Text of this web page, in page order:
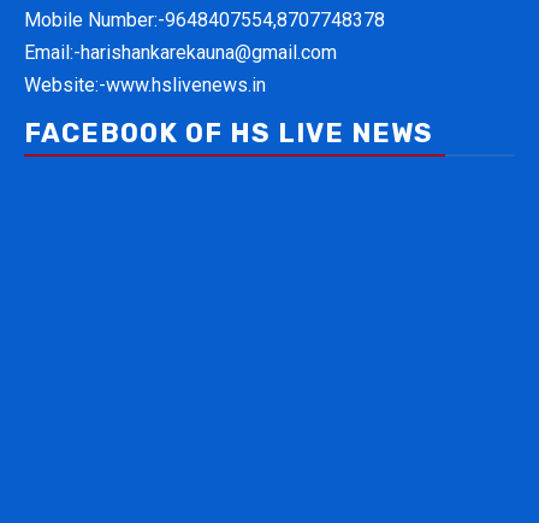
Mobile Number:-9648407554,8707748378
Email:-harishankarekauna@gmail.com
Website:-www.hslivenews.in
FACEBOOK OF HS LIVE NEWS